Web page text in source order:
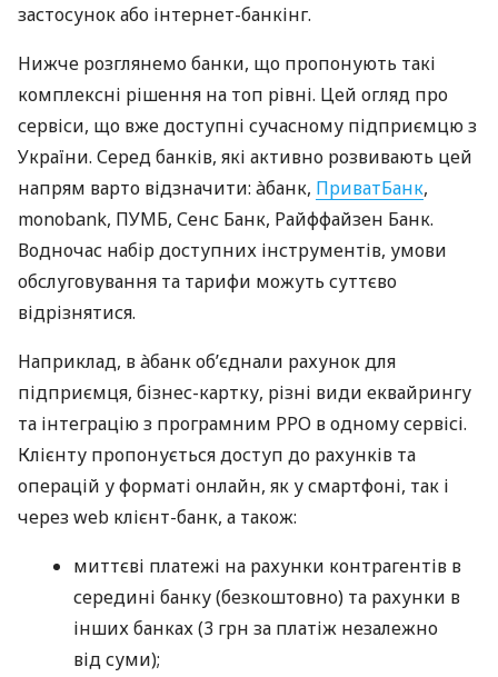
застосунок або інтернет-банкінг.
Нижче розглянемо банки, що пропонують такі
комплексні рішення на топ рівні. Цей огляд про
сервіси, що вже доступні сучасному підприємцю з
України. Серед банків, які активно розвивають цей
напрям варто відзначити: àбанк, ПриватБанк,
monobank, ПУМБ, Сенс Банк, Райффайзен Банк.
Водночас набір доступних інструментів, умови
обслуговування та тарифи можуть суттєво
відрізнятися.
Наприклад, в àбанк об’єднали рахунок для
підприємця, бізнес-картку, різні види еквайрингу
та інтеграцію з програмним РРО в одному сервісі.
Клієнту пропонується доступ до рахунків та
операцій у форматі онлайн, як у смартфоні, так і
через web клієнт-банк, а також:
миттєві платежі на рахунки контрагентів в
середині банку (безкоштовно) та рахунки в
інших банках (3 грн за платіж незалежно
від суми);